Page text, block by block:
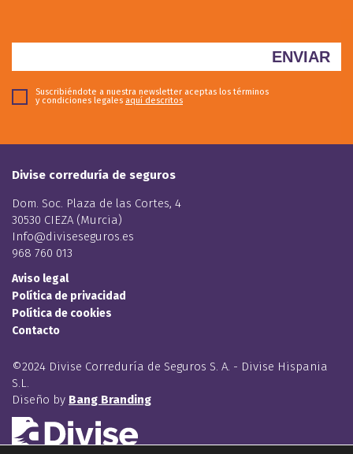
Suscribiéndote a nuestra newsletter aceptas los términos
y condiciones legales aquí descritos
Divise correduría de seguros
Dom. Soc. Plaza de las Cortes, 4
30530 CIEZA (Murcia)
Info@diviseseguros.es
968 760 013
Aviso legal
Política de privacidad
Política de cookies
Contacto
©2024 Divise Correduría de Seguros S. A. - Divise Hispania
S.L.
Diseño by Bang Branding